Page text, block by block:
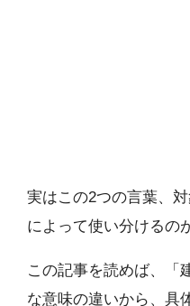
実はこの2つの言葉、
によって使い分けるの
この記事を読めば、「
な意味の違いから、具